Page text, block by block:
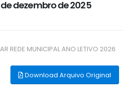
dezembro de 2025
REDE MUNICIPAL ANO LETIVO 2026
Download Arquivo Original